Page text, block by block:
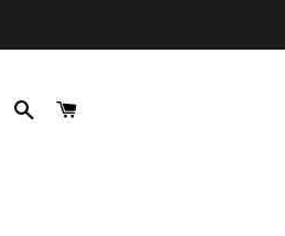
EINLOGGEN
SUCHE